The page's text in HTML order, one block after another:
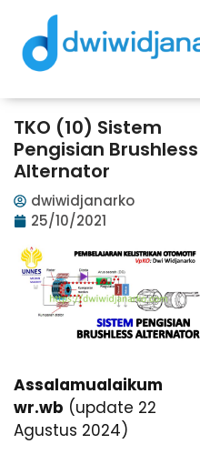
TKO (10) Sistem
Pengisian Brushless
Alternator
dwiwidjanarko
25/10/2021
Assalamualaikum
wr.wb (update 22
Agustus 2024)